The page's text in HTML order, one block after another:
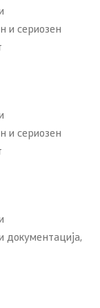
(барања) на
и сериозен
и сериозен
документација,